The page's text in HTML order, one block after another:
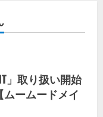
」取り扱い開始
ームードメイ